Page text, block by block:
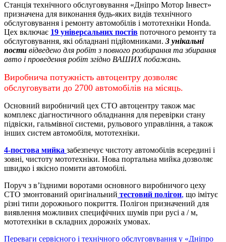
Станція технічного обслуговування «Дніпро Мотор Інвест»
призначена для виконання будь-яких видів технічного
обслуговування і ремонту автомобілів і мототехніки Honda.
Цех включає 19 універсальних постів поточного ремонту та
обслуговування, які обладнані підйомниками. 3 унікальні
пости відведено для робіт з повного розбирання та збирання
авто і проведення робіт згідно ВАШИХ побажань.
Виробнича потужність автоцентру дозволяє
обслуговувати до 2700 автомобілів на місяць.
Основний виробничий цех СТО автоцентру також має
комплекс діагностичного обладнання для перевірки стану
підвіски, гальмівної системи, рульового управління, а також
інших систем автомобіля, мототехніки.
4-постова мийка забезпечує чистоту автомобілів всередині і
зовні, чистоту мототехніки. Нова портальна мийка дозволяє
швидко і якісно помити автомобілі.
Поруч з в’їздними воротами основного виробничого цеху
СТО змонтований оригінальний тестовий полігон, що імітує
різні типи дорожнього покриття. Полігон призначений для
виявлення можливих специфічних шумів при русі а / м,
мототехніки в складних дорожніх умовах.
Переваги сервісного і технічного обслуговування у «Дніпро